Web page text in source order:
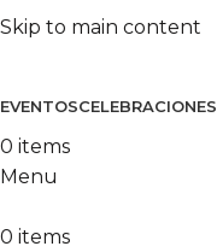
Skip to main content
EVENTOSCELEBRACIONES
0 items
Menu
0 items